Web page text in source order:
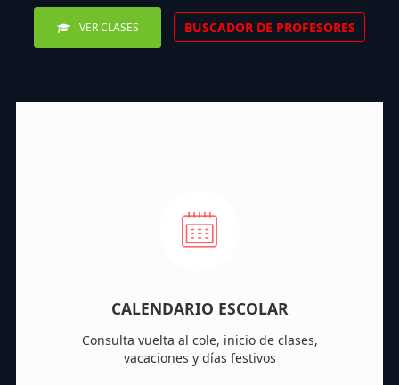
VER CLASES BUSCADOR DE PROFESORES
CALENDARIO ESCOLAR
Consulta vuelta al cole, inicio de clases,
vacaciones y días festivos